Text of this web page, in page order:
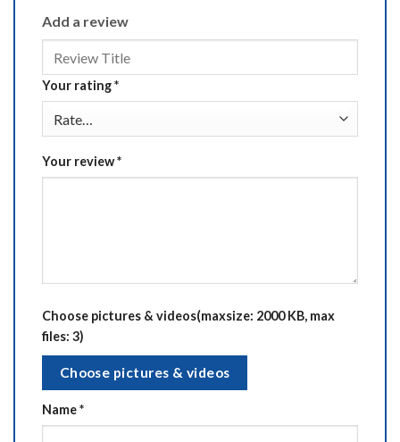
Add a review
Your rating*
Your review*
Choose pictures & videos(maxsize: 2000 KB, max
files: 3)
Choose pictures & videos
Name*